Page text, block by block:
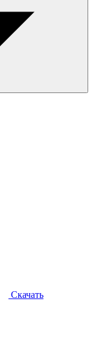
Скачать